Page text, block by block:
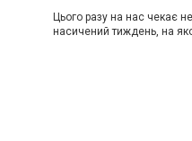
Цього разу на нас чекає
насичений тиждень, на